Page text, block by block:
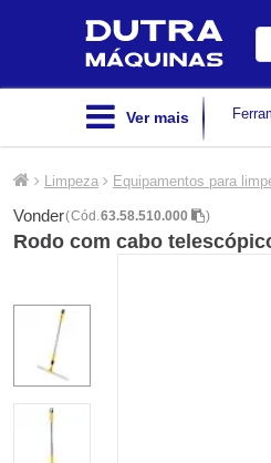
Ver mais
Limpeza Equipamentos para
Vonder(Cód. 63.58.510.000 )
Rodo com cabo